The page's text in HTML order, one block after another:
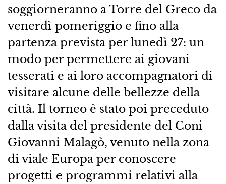
soggiorneranno a Torre del Greco da
venerdì pomeriggio e fino alla
partenza prevista per lunedì 27: un
modo per permettere ai giovani
tesserati e ai loro accompagnatori di
visitare alcune delle bellezze della
città. Il torneo è stato poi preceduto
dalla visita del presidente del Coni
Giovanni Malagò, venuto nella zona
di viale Europa per conoscere
progetti e programmi relativi alla